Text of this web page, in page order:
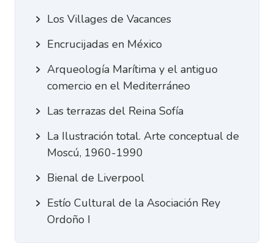
Los Villages de Vacances
Encrucijadas en México
Arqueología Marítima y el antiguo
comercio en el Mediterráneo
Las terrazas del Reina Sofía
La Ilustración total. Arte conceptual de
Moscú, 1960-1990
Bienal de Liverpool
Estío Cultural de la Asociación Rey
Ordoño I